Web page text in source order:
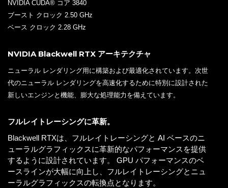
NVIDIA CUDA® コア 3840
ブースト クロック 2.50 GHz
ベース クロック 2.28 GHz
NVIDIA Blackwell RTX アーキテクチャ
ニューラル レンダリング用に構築および最適化されています。次世
代のニューラル レンダリングを高速化するために特別に設計された
新しいエンジンと機能、膨大な処理能力を備えています。
フルレイトレーシングに革新。
Blackwell RTXは、フルレイトレーシングと AI ベースのニ
ューラルグラフィックスに革新的なパフォーマンスを提供
するように設計されています。 GPU パフォーマンスのベ
ースラインが大幅に向上し、フルレイトレーシングとニュ
ーラルグラフィックスの転換点となります。